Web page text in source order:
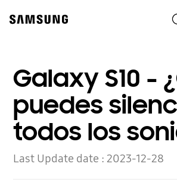
content
Galaxy S10 -
puedes
todos los
Last Update date :2023-12-28